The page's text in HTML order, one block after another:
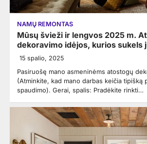
NAMŲ REMONTAS
Mūsų švieži ir lengvos 2025 m.
dekoravimo idėjos, kurios sukels
15 spalio, 2025
Pasiruošę mano asmeninėms atostogų
(Atminkite, kad mano darbas keičia tipišką
spaudimo). Gerai, spalis: Pradėkite rinkti…